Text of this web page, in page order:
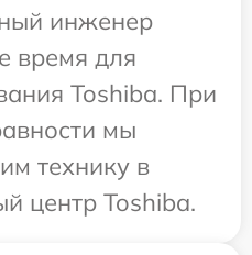
инженер
время для
Toshiba. При
мы
технику в
центр Toshiba.